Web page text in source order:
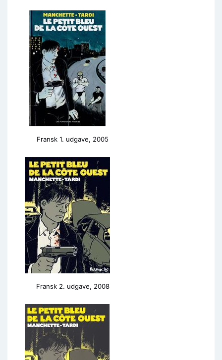
Fransk 1. udgave, 2005
Fransk 2. udgave, 2008